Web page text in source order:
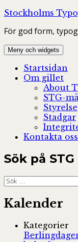
Hoppa
innehåll
Stockholms
För god form,
Meny och widgets
Startsidan
Om gillet
About
STG-
Styrelse
Stadgar
Kontakta oss
Sök på STG
Sök
efter:
Kalender
Kategorier